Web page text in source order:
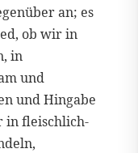
an; es
ob wir in
in
und
und Hingabe
in fleischlich-